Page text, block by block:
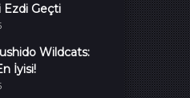
Ezdi Geçti
Wildcats:
İyisi!